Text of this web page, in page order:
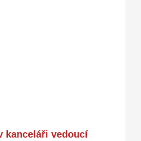
kanceláři vedoucí